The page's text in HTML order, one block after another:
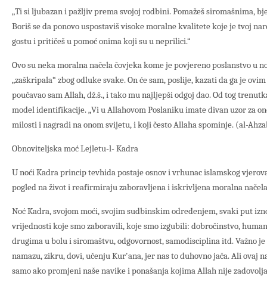
„Ti si ljubazan i pažljiv prema svojoj rodbini. Pomažeš siromašnima,
Boriš se da ponovo uspostaviš visoke moralne kvalitete koje je tvoj
gostu i pritičeš u pomoć onima koji su u neprilici.“
Ovo su neka moralna načela čovjeka kome je povjereno poslanstvo u
„zaškripala“ zbog odluke svake. On će sam, poslije, kazati da ga je
poučavao sam Allah, dž.š., i tako mu najljepši odgoj dao. Od tog
model identifikacije. „Vi u Allahovom Poslaniku imate divan uzor za
milosti i nagradi na onom svijetu, i koji često Allaha spominje. (al-
Obnoviteljska moć Lejletu-l- Kadra
U noći Kadra princip tevhida postaje osnov i vrhunac islamskog
pogled na život i reafirmiraju zaboravljena i iskrivljena moralna
Noć Kadra, svojom moći, svojim sudbinskim određenjem, svaki put
vrijednosti koje smo zaboravili, koje smo izgubili: dobročinstvo,
drugima u bolu i siromaštvu, odgovornost, samodisciplina itd. Važno
namazu, zikru, dovi, učenju Kur'ana, jer nas to duhovno jača. Ali ovaj
samo ako promjeni naše navike i ponašanja kojima Allah nije